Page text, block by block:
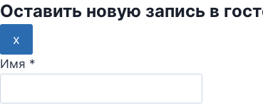
Оставить новую запись в
x
к
р
Имя *